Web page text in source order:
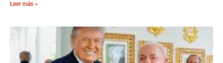
Leer más »